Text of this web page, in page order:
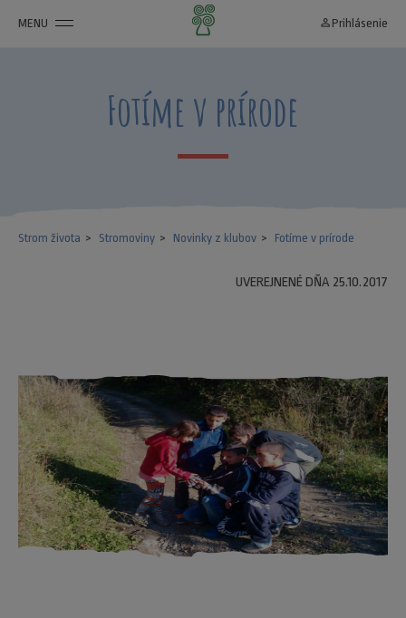
MENU person_outline Prihlásenie
Fotíme v prírode
Strom života Stromoviny Novinky z klubov Fotíme v prírode
UVEREJNENÉ DŇA 25.10.2017